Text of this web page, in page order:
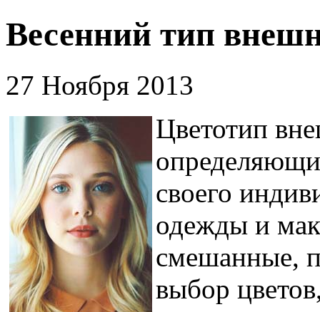
Весенний тип
27 Ноября 2013
Цветотип
своего
одежды и
смешанные,
выбор